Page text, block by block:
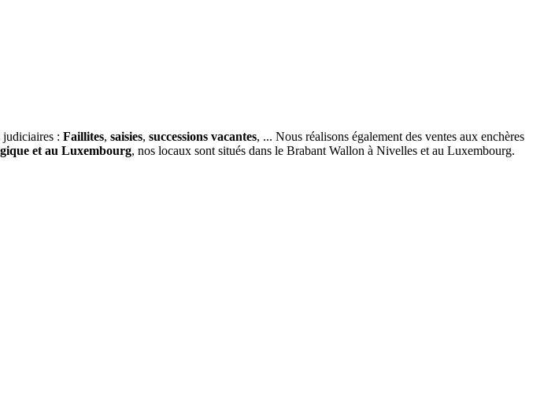
judiciaires : Faillites, saisies, successions vacantes, ... Nous réalisons également des ventes aux enchères
et au Luxembourg, nos locaux sont situés dans le Brabant Wallon à Nivelles et au Luxembourg.